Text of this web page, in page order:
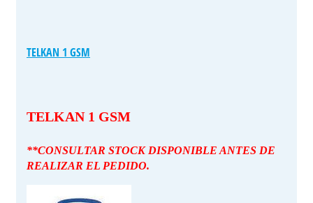
TELKAN 1 GSM
TELKAN 1 GSM
**CONSULTAR STOCK DISPONIBLE ANTES DE
REALIZAR EL PEDIDO.